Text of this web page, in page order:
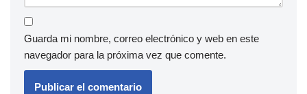
Guarda mi nombre, correo electrónico y web en este
navegador para la próxima vez que comente.